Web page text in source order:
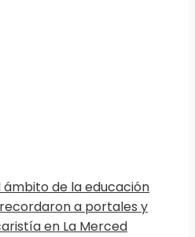
ámbito de la educación
a portales y
en La Merced